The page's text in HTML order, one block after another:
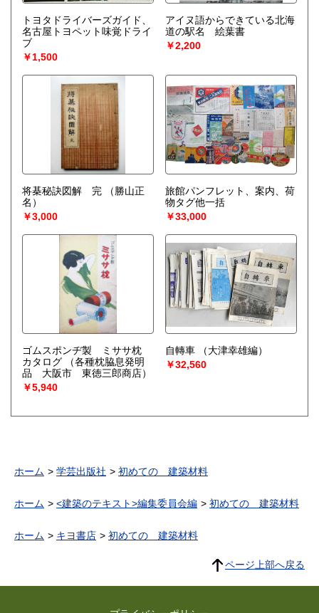
トヨタドライバーズガイド、
名古屋トヨペット味覚ドライ
ブ
￥1,500
アイヌ語からできている北海
道の駅名 絵葉書
￥2,200
将棊秘訣図解 完
（勝山正
名）
￥3,000
旅館パンフレット、案内、荷
物タグ他一括
￥33,000
ゴムスポンヂ製 ミササ枕
カタログ
（各種枕脇息発明
品 大阪市 東徳三郎商店）
￥5,940
自轉車
（大津幸雄編）
￥32,560
ホーム 学芸出版社 初めての 建築材料
ホーム <建築のテキスト>編集委員会編 初めての 建築材料
ホーム キヨ書店 初めての 建築材料
ページ上部へ戻る